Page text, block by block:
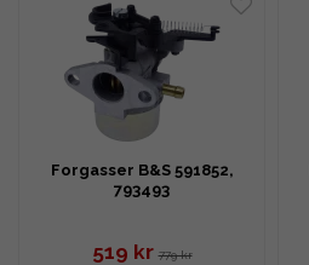
Forgasser B&S 591852,
793493
519 kr 779 kr